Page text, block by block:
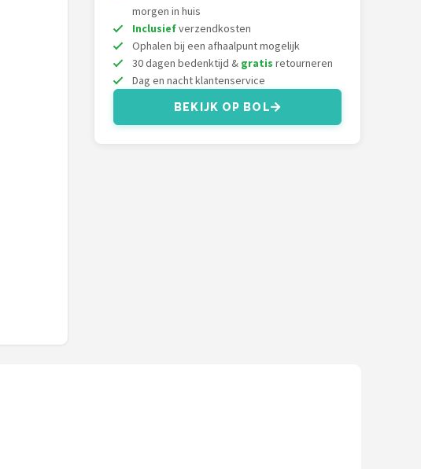
morgen in huis
Inclusiefverzendkosten
Ophalen bij een afhaalpunt mogelijk
30 dagen bedenktijd & gratis retourneren
Dag en nacht klantenservice
BEKIJK OP BOL